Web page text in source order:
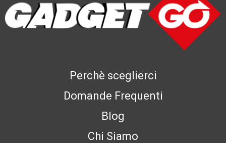
Perchè sceglierci
Domande Frequenti
Blog
Chi Siamo